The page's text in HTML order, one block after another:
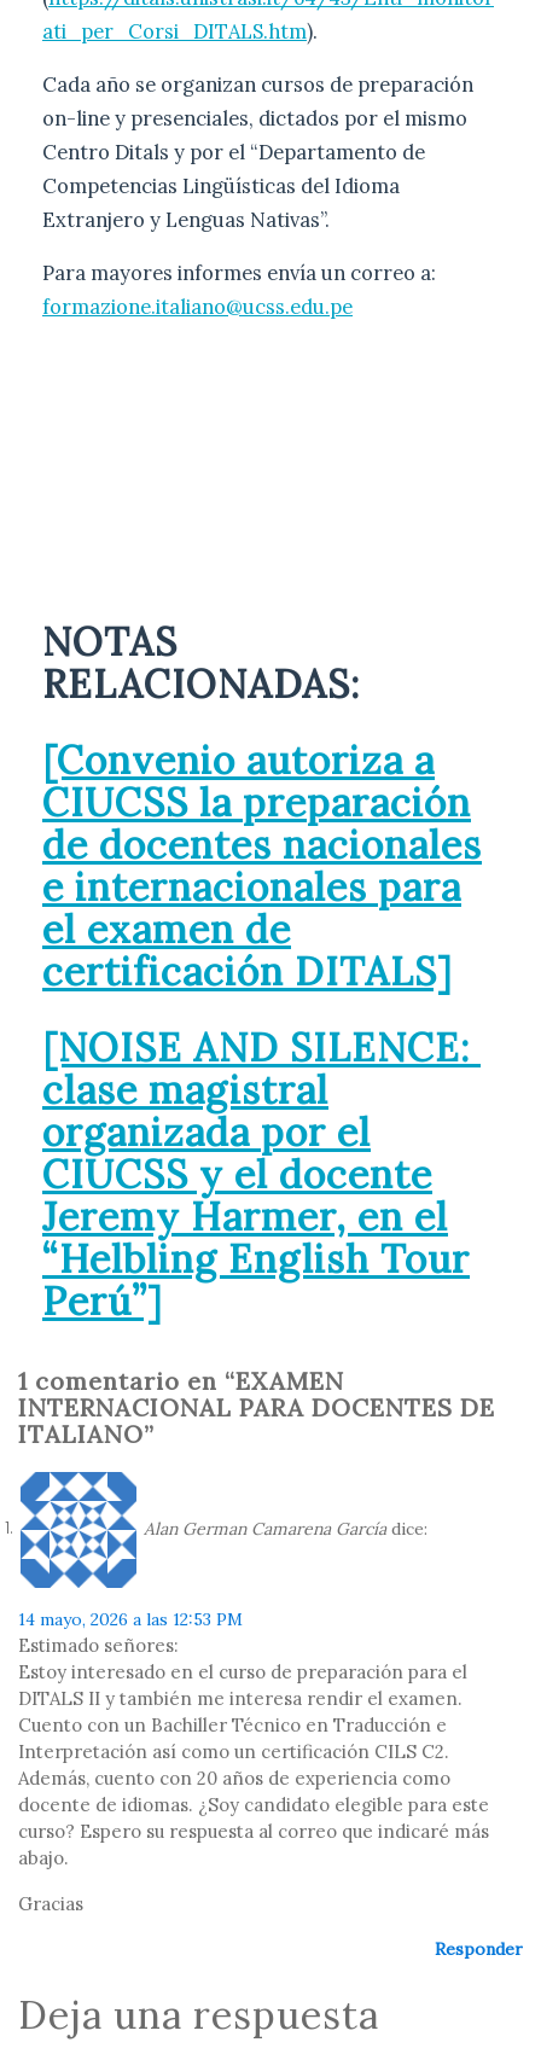
ati_per_Corsi_DITALS.htm).
Cada año se organizan cursos de preparación
on-line y presenciales, dictados por el mismo
Centro Ditals y por el “Departamento de
Competencias Lingüísticas del Idioma
Extranjero y Lenguas Nativas”.
Para mayores informes envía un correo a:
formazione.italiano@ucss.edu.pe
NOTAS
RELACIONADAS:
[Convenio autoriza a
CIUCSS la preparación
de docentes nacionales
e internacionales para
el examen de
certificación DITALS]
[NOISE AND SILENCE:
clase magistral
organizada por el
CIUCSS y el docente
Jeremy Harmer, en el
“Helbling English Tour
Perú”]
1 comentario en “EXAMEN
INTERNACIONAL PARA DOCENTES DE
ITALIANO”
Alan German Camarena García dice:
14 mayo, 2026 a las 12:53 PM
Estimado señores:
Estoy interesado en el curso de preparación para el
DITALS II y también me interesa rendir el examen.
Cuento con un Bachiller Técnico en Traducción e
Interpretación así como un certificación CILS C2.
Además, cuento con 20 años de experiencia como
docente de idiomas. ¿Soy candidato elegible para este
curso? Espero su respuesta al correo que indicaré más
abajo.
Gracias
Responder
Deja una respuesta